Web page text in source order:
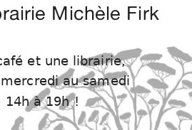
Michèle Firk
et une librairie,
au samedi
14h à 19h !